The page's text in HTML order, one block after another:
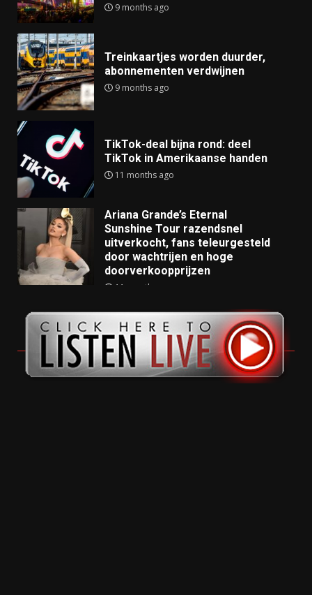
9 months ago
Treinkaartjes worden duurder,
abonnementen verdwijnen
9 months ago
TikTok-deal bijna rond: deel
TikTok in Amerikaanse handen
11 months ago
Ariana Grande’s Eternal
Sunshine Tour razendsnel
uitverkocht, fans teleurgesteld
door wachtrijen en hoge
doorverkoopprijzen
11 months ago